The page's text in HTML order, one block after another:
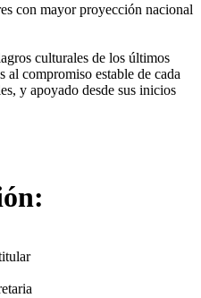
con mayor proyección nacional
culturales de los últimos
al compromiso estable de cada
y apoyado desde sus inicios